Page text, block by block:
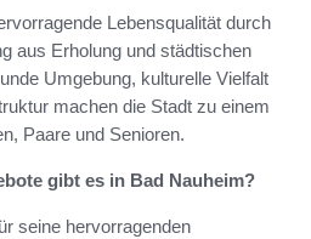
Lebensqualität durch
aus Erholung und städtischen
Umgebung, kulturelle Vielfalt
machen die Stadt zu einem
Paare und Senioren.
gibt es in Bad Nauheim?
seine hervorragenden